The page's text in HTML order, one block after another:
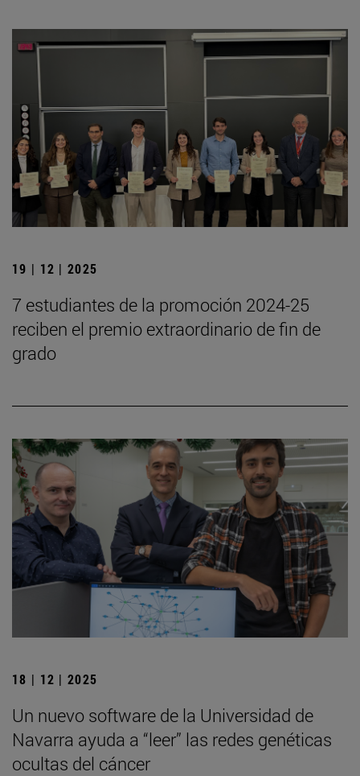
19 | 12 | 2025
7 estudiantes de la promoción 2024-25
reciben el premio extraordinario de fin de
grado
18 | 12 | 2025
Un nuevo software de la Universidad de
Navarra ayuda a “leer” las redes genéticas
ocultas del cáncer